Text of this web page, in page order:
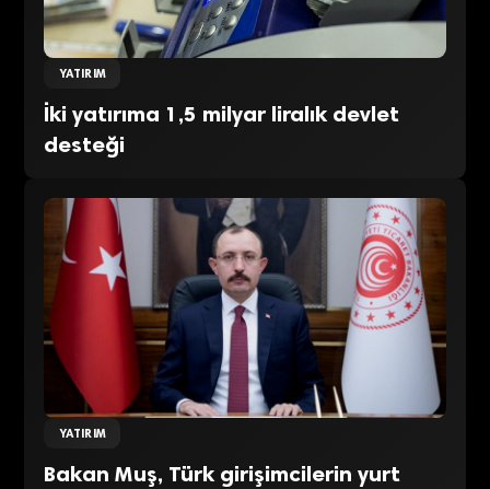
YATIRIM
İki yatırıma 1,5 milyar liralık devlet
desteği
YATIRIM
Bakan Muş, Türk girişimcilerin yurt